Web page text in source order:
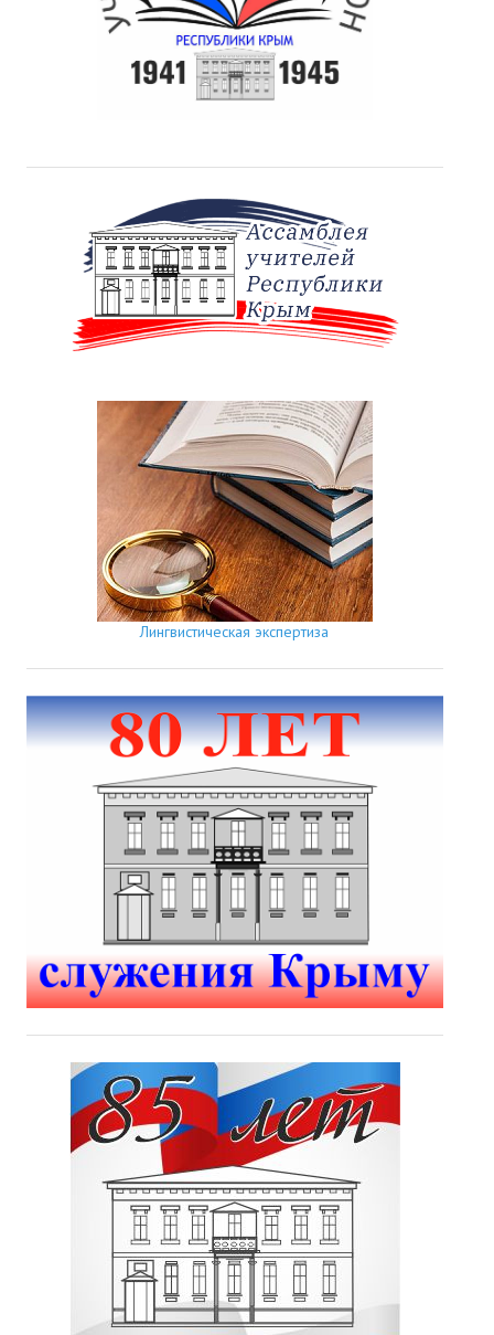
Лингвистическая экспертиза